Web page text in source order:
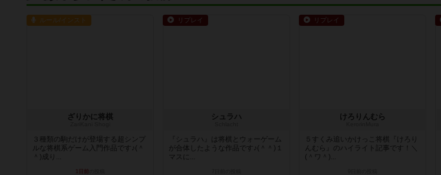
ルール/インスト
ざりかに将棋
３種類の駒だけが登場する超シンプ
ルな将棋系ゲーム入門作品です♪(＾
＾)成り...
1日前
リプレイ
シュラハ
『シュラハ』は将棋とウォーゲーム
が合体したような作品です♪(＾＾)１
マスに...
リプレイ
けろりんむら
５すくみ追いかけっこ将棋『けろり
んむら』のハイライト記事です！＼
(＾ワ＾)...